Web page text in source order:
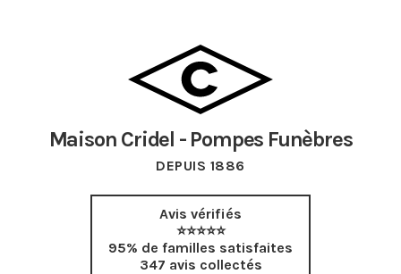
Maison Cridel - Pompes Funèbres
DEPUIS 1886
Avis vérifiés
⭐⭐⭐⭐⭐
95% de familles satisfaites
347 avis collectés